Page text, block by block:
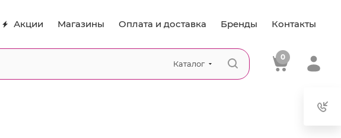
Акции Магазины Оплата и доставка Бренды Контакты
Каталог
0